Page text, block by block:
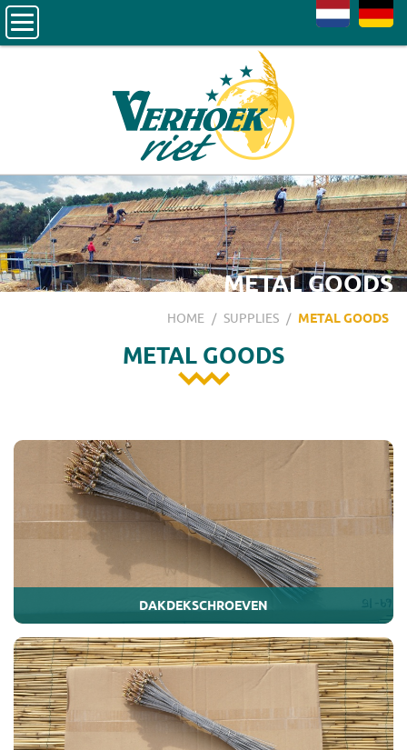
NL DE
METAL GOODS
HOME / SUPPLIES / METAL GOODS
METAL GOODS
DAKDEKSCHROEVEN